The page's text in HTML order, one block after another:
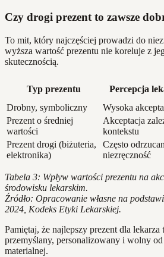
Czy drogi prezent to zawsze
To mit, który najczęściej prowadzi do
wyższa wartość prezentu nie koreluje z
skutecznością.
Typ prezentu Percepcja
Drobny, symboliczny
Wysoka
Prezent o średniej
wartości
Akceptacja
kontekstu
Prezent drogi (biżuteria,
elektronika)
Często
niezręczność
Tabela 3: Wpływ wartości prezentu na
środowisku lekarskim.
Źródło: Opracowanie własne na
2024, Kodeks Etyki Lekarskiej.
Pamiętaj, że najlepszy prezent dla lekarza
przemyślany, personalizowany i wolny
materialnej.